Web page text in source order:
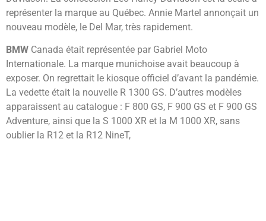
représenter la marque au Québec. Annie Martel annonçait un
nouveau modèle, le Del Mar, très rapidement.
BMW Canada était représentée par Gabriel Moto
Internationale. La marque munichoise avait beaucoup à
exposer. On regrettait le kiosque officiel d’avant la pandémie.
La vedette était la nouvelle R 1300 GS. D’autres modèles
apparaissent au catalogue : F 800 GS, F 900 GS et F 900 GS
Adventure, ainsi que la S 1000 XR et la M 1000 XR, sans
oublier la R12 et la R12 NineT,